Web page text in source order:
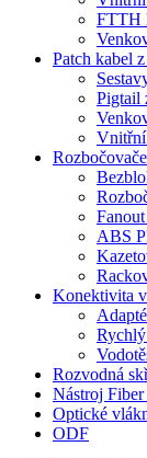
FTTH
Patch kabel
Pigtail
Vnitřní
ABS
Konektivita
Rozvodná
Nástroj
Optické
ODF